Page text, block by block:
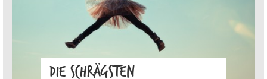
DIE SCHRÄGSTEN